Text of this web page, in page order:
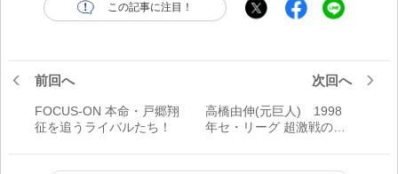
この記事に注目！
前回へ
FOCUS-ON 本命・戸郷翔
征を追うライバルたち！
次回へ
高橋由伸(元巨人) 1998
年セ・リーグ 超激戦の新